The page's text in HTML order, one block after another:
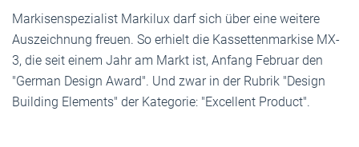
Markisenspezialist Markilux darf sich über eine weitere
Auszeichnung freuen. So erhielt die Kassettenmarkise MX-
3, die seit einem Jahr am Markt ist, Anfang Februar den
"German Design Award". Und zwar in der Rubrik "Design
Building Elements" der Kategorie: "Excellent Product".